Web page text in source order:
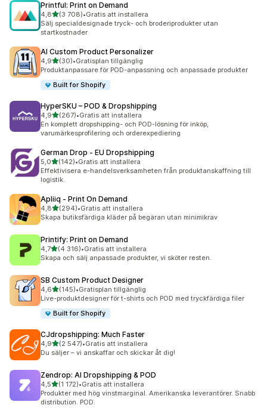
Printful: Print on Demand
4,8av 5 stjärnor
(3 708)
3708 recensioner totalt
•Gratis att installera
Sälj specialdesignade tryck- och broderiprodukter utan
startkostnader
AI Custom Product Personalizer
4,9av 5 stjärnor
(30)
30 recensioner totalt
•Gratisplan tillgänglig
Produktanpassare för POD-anpassning och anpassade produkter
Built for Shopify
HyperSKU – POD & Dropshipping
4,9av 5 stjärnor
(267)
267 recensioner totalt
•Gratis att installera
En komplett dropshipping- och POD-lösning för inköp,
varumärkesprofilering och orderexpediering
German Drop ‑ EU Dropshipping
5,0av 5 stjärnor
(142)
142 recensioner totalt
•Gratis att installera
Effektivisera e-handelsverksamheten från produktanskaffning till
logistik.
Apliiq ‑ Print On Demand
4,8av 5 stjärnor
(294)
294 recensioner totalt
•Gratis att installera
Skapa butiksfärdiga kläder på begäran utan minimikrav
Printify: Print on Demand
4,7av 5 stjärnor
(4 316)
4316 recensioner totalt
•Gratis att installera
Skapa och sälj anpassade produkter, vi sköter resten.
SB Custom Product Designer
4,6av 5 stjärnor
(145)
145 recensioner totalt
•Gratisplan tillgänglig
Live-produktdesigner för t-shirts och POD med tryckfärdiga filer
Built for Shopify
CJdropshipping: Much Faster
4,9av 5 stjärnor
(2 547)
2547 recensioner totalt
•Gratis att installera
Du säljer – vi anskaffar och skickar åt dig!
Zendrop: AI Dropshipping & POD
4,5av 5 stjärnor
(1 172)
1172 recensioner totalt
•Gratis att installera
Produkter med hög vinstmarginal. Amerikanska leverantörer. Snabb
distribution. POD.